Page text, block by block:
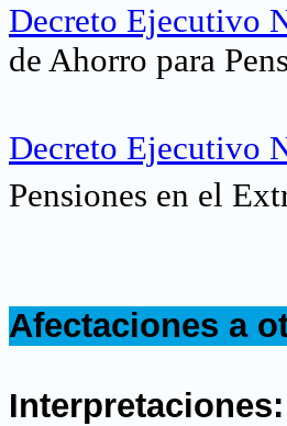
Decreto Ejecutivo
de Ahorro para
Decreto Ejecutivo
Pensiones en el
Afectaciones a
Interpretaciones: